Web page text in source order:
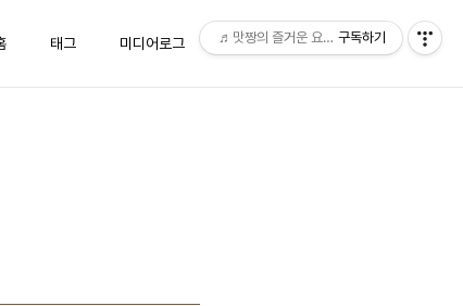
태그 미디어로그 위치로그 방명록
♬맛짱의 즐거운 요리시간♬
구독하기